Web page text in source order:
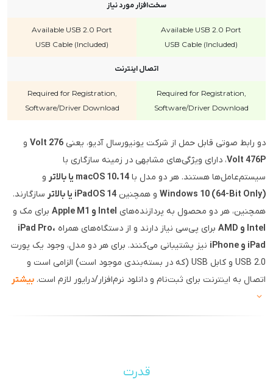
سخت‌افزار مورد نیاز
Available USB 2.0 Port
USB Cable (Included)
Available USB 2.0 Port
USB Cable (Included)
اتصال اینترنت
Required for Registration,
Software/Driver Download
Required for Registration,
Software/Driver Download
دو رابط صوتی قابل حمل از شرکت یونیورسال آدیو، یعنی Volt 276 و
Volt 476P، دارای ویژگی‌های مشابهی در زمینه سازگاری با
سیستم‌عامل‌ها هستند. هر دو مدل با macOS 10.14 یا بالاتر
و
Windows 10 (64-Bit Only) و همچنین iPadOS 14 یا بالاتر
سازگارند.
همچنین، هر دو محصول به پردازنده‌های Intel و Apple M1
برای مک و
Intel و AMD
برای پی‌سی نیاز دارند و از دستگاه‌های همراه iPad Pro،
iPad و iPhone
نیز پشتیبانی می‌کنند. برای هر دو مدل، وجود یک پورت
USB 2.0 و کابل USB (که در بسته‌بندی موجود است) الزامی است و
اتصال به اینترنت برای ثبت‌نام و دانلود نرم‌افزار/درایور لازم است. بیشتر
قدرت